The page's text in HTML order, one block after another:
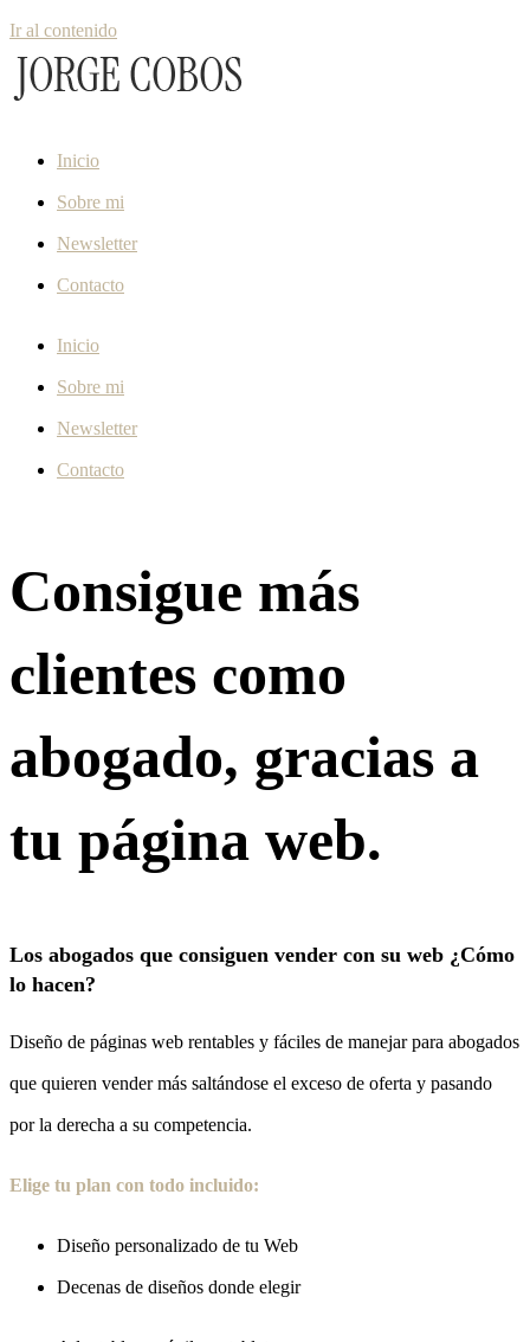
Ir al contenido
Inicio
Sobre mi
Newsletter
Contacto
Inicio
Sobre mi
Newsletter
Contacto
Consigue más
clientes como
abogado, gracias a
tu página web.
Los abogados que consiguen vender con su web ¿Cómo
lo hacen?
Diseño de páginas web rentables y fáciles de manejar para abogados
que quieren vender más saltándose el exceso de oferta y pasando
por la derecha a su competencia.
Elige tu plan con todo incluido:
Diseño personalizado de tu Web
Decenas de diseños donde elegir